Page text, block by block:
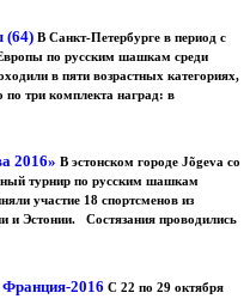
(64) В Санкт-Петербурге в период с
по русским шашкам среди
в пяти возрастных категориях,
три комплекта наград: в
2016» В эстонском городе Jõgeva со
турнир по русским шашкам
участие 18 спортсменов из
и Эстонии. Состязания проводились
2016 С 22 по 29 октября